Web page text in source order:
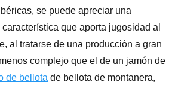
se puede apreciar una
que aporta jugosidad al
al tratarse de una producción a gran
complejo que el de un jamón de
de bellota de bellota de montanera,